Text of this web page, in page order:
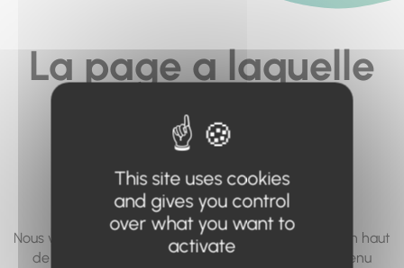
La page a laquelle
vous cherchez à
accéder n'existe
pas... ou plus.
Nous vous invitons à utiliser le moteur de recherche en haut
de page, ou à utiliser le menu pour trouver le contenu
This site uses cookies
and gives you control
over what you want to
activate